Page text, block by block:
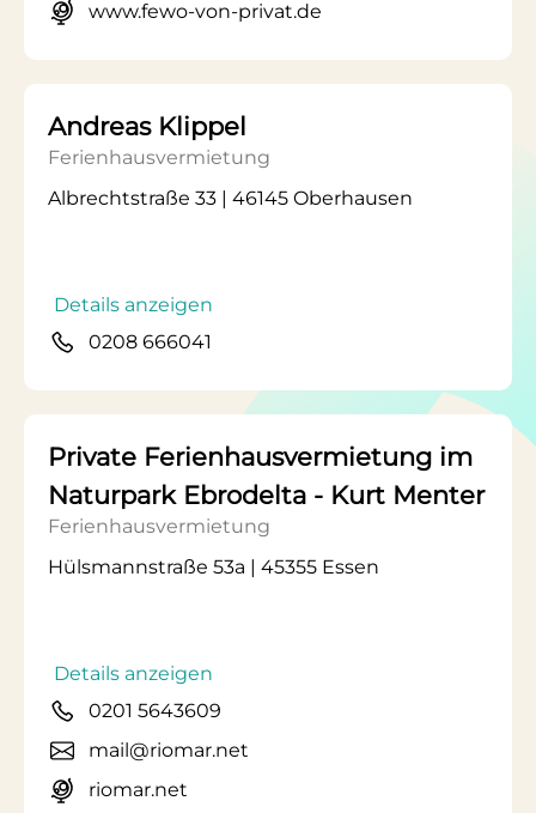
www.fewo-von-privat.de
Andreas Klippel
Ferienhausvermietung
Albrechtstraße 33 | 46145 Oberhausen
Details anzeigen
0208 666041
Private Ferienhausvermietung im
Naturpark Ebrodelta - Kurt Menter
Ferienhausvermietung
Hülsmannstraße 53a | 45355 Essen
Details anzeigen
0201 5643609
mail@riomar.net
riomar.net